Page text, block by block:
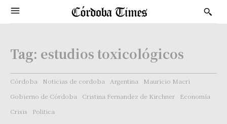
Tag: estudios toxicológicos
Córdoba Noticias de cordoba Argentina
Mauricio Macri
Gobierno de Córdoba
Cristina Fernandez de Kirchner
Economía
Crisis
Politica